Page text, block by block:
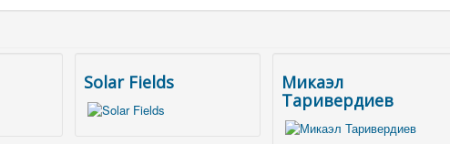
Solar Fields
Микаэл
Таривердиев